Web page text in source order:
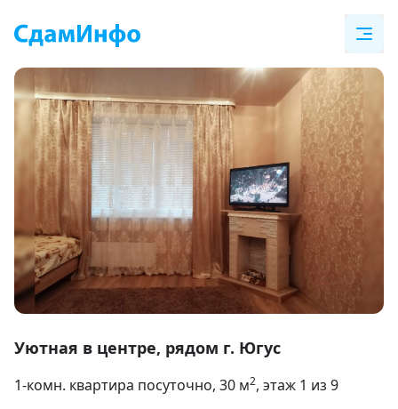
1
10
Уютная в центре, рядом г. Югус
1-комн. квартира посуточно, 30 м2, этаж 1 из 9